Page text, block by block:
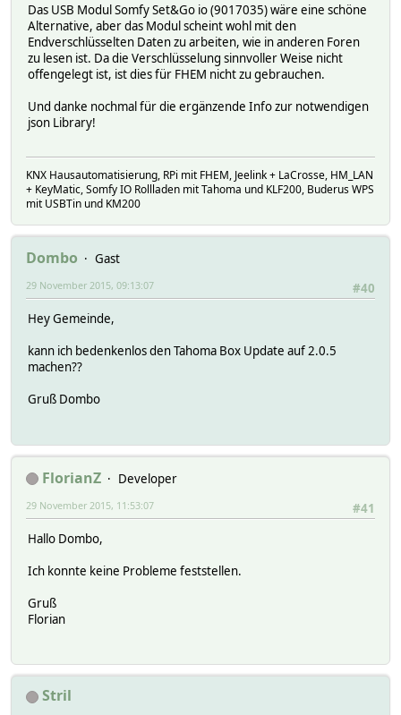
Das USB Modul Somfy Set&Go io (9017035) wäre eine schöne
Alternative, aber das Modul scheint wohl mit den
Endverschlüsselten Daten zu arbeiten, wie in anderen Foren
zu lesen ist. Da die Verschlüsselung sinnvoller Weise nicht
offengelegt ist, ist dies für FHEM nicht zu gebrauchen.
Und danke nochmal für die ergänzende Info zur notwendigen
json Library!
KNX Hausautomatisierung, RPi mit FHEM, Jeelink + LaCrosse, HM_LAN
+ KeyMatic, Somfy IO Rollladen mit Tahoma und KLF200, Buderus WPS
mit USBTin und KM200
Dombo
Gast
#40
29 November 2015, 09:13:07
Hey Gemeinde,
kann ich bedenkenlos den Tahoma Box Update auf 2.0.5
machen??
Gruß Dombo
FlorianZ
Developer
#41
29 November 2015, 11:53:07
Hallo Dombo,
Ich konnte keine Probleme feststellen.
Gruß
Florian
Stril